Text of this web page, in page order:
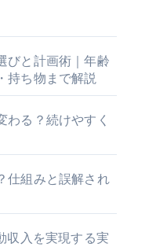
びと計画術｜年齢
持ち物まで解説
わる？続けやすく
仕組みと誤解され
収入を実現する実